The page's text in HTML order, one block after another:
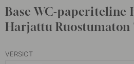
Base WC-paperiteline
Harjattu Ruostumaton
VERSIOT